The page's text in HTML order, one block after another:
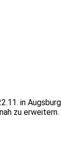
in
zu erweitern.